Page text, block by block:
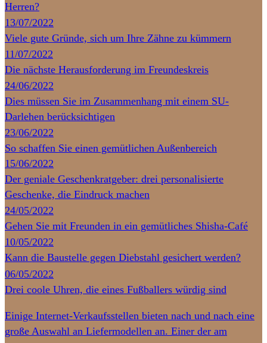
Herren?
13/07/2022
Viele gute Gründe, sich um Ihre Zähne zu kümmern
11/07/2022
Die nächste Herausforderung im Freundeskreis
24/06/2022
Dies müssen Sie im Zusammenhang mit einem SU-
Darlehen berücksichtigen
23/06/2022
So schaffen Sie einen gemütlichen Außenbereich
15/06/2022
Der geniale Geschenkratgeber: drei personalisierte
Geschenke, die Eindruck machen
24/05/2022
Gehen Sie mit Freunden in ein gemütliches Shisha-Café
10/05/2022
Kann die Baustelle gegen Diebstahl gesichert werden?
06/05/2022
Drei coole Uhren, die eines Fußballers würdig sind
Einige Internet-Verkaufsstellen bieten nach und nach eine
große Auswahl an Liefermodellen an. Einer der am